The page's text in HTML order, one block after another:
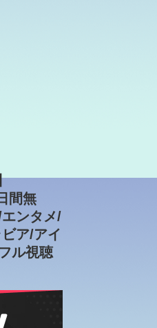
間無
ンタメ/
ア/アイ
ル視聴